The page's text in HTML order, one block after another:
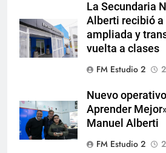
La Secundaria
Alberti recibió
ampliada y
vuelta a clases
FM Estudio 2
Nuevo
Aprender
Manuel Alberti
FM Estudio 2